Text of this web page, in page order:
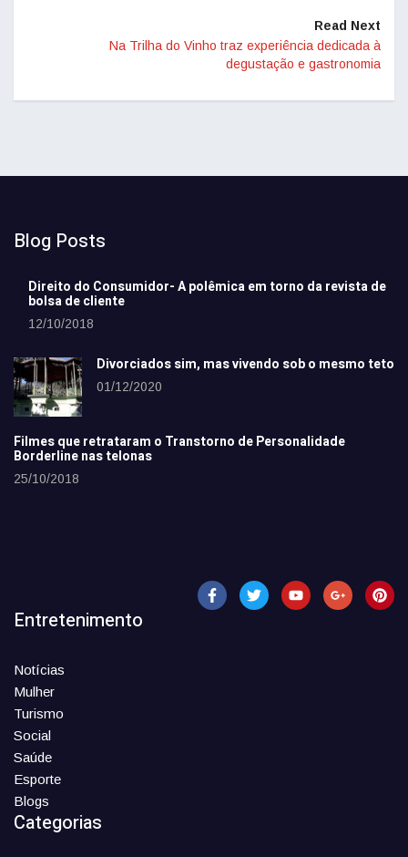
Read Next
Na Trilha do Vinho traz experiência dedicada à
degustação e gastronomia
Blog Posts
Direito do Consumidor- A polêmica em torno da revista de
bolsa de cliente
12/10/2018
Divorciados sim, mas vivendo sob o mesmo teto
01/12/2020
Filmes que retrataram o Transtorno de Personalidade
Borderline nas telonas
25/10/2018
Entretenimento
Notícias
Mulher
Turismo
Social
Saúde
Esporte
Blogs
Categorias